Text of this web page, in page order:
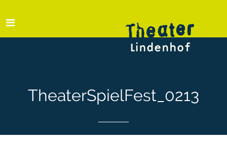
TheaterSpielFest_0213